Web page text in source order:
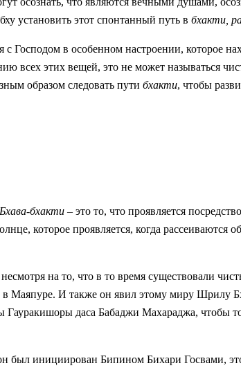
установить этот спонтанный путь в бхакти,
Господом в особенном настроении, которое
всех этих вещей, это не может называться
образом следовать пути бхакти, чтобы
Бхава-бхакти – это то, что проявляется
которое проявляется, когда рассеиваются
на то, что в то время существовали
Маяпуре. И также он явил этому миру Шрилу
даса Бабаджи Махараджа, чтобы
был инициирован Бипином Бихари Госвами,